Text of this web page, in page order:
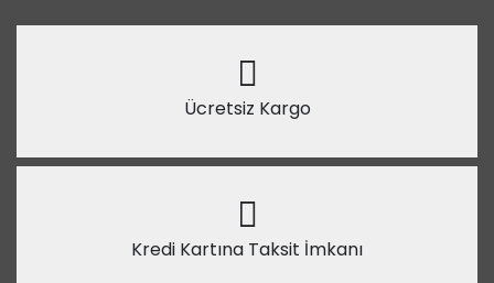
Ücretsiz Kargo
Kredi Kartına Taksit İmkanı